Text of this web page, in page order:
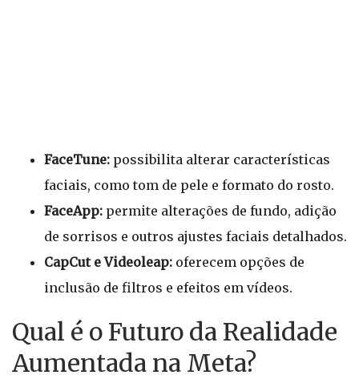
FaceTune: possibilita alterar características
faciais, como tom de pele e formato do rosto.
FaceApp: permite alterações de fundo, adição
de sorrisos e outros ajustes faciais detalhados.
CapCut e Videoleap: oferecem opções de
inclusão de filtros e efeitos em vídeos.
Qual é o Futuro da Realidade
Aumentada na Meta?